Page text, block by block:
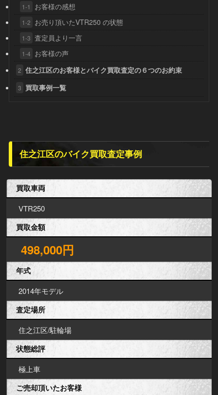
1-1 お客様の感想
1-2 お売り頂いたVTR250 の状態
1-3 査定員より一言
1-4 お客様の声
2 住之江区のお客様とバイク買取査定の６つのお約束
3 買取事例一覧
住之江区のバイク買取査定事例
買取車両
VTR250
買取金額
498,000円
年式
2014年モデル
査定場所
住之江区/駐輪場
状態総評
極上車
ご売却頂いたお客様